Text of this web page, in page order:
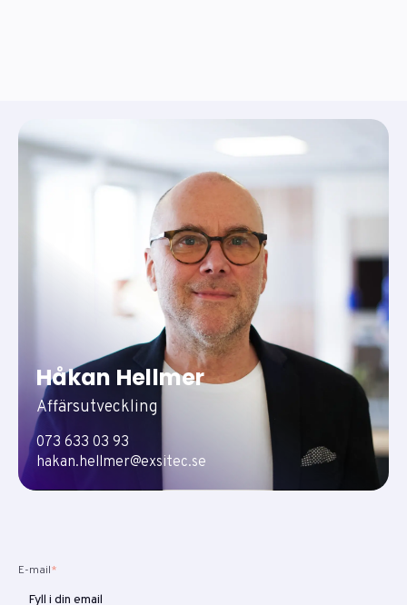
Håkan Hellmer
Affärsutveckling
073 633 03 93
hakan.hellmer@exsitec.se
E-mail*